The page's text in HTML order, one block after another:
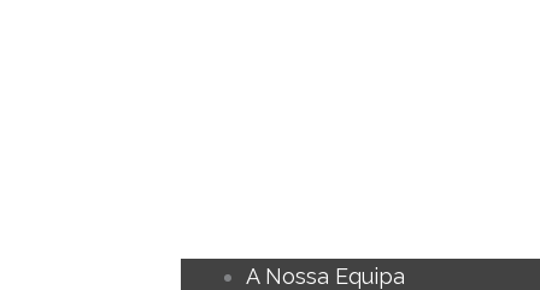
A Nossa Equipa